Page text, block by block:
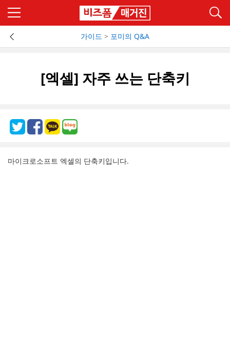
가이드 > 포미의 Q&A
[엑셀] 자주 쓰는 단축키
마이크로소프트 엑셀의 단축키입니다.